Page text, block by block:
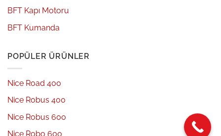
BFT Kapı Motoru
BFT Kumanda
POPÜLER ÜRÜNLER
Nice Road 400
Nice Robus 400
Nice Robus 600
Nice Robo 600